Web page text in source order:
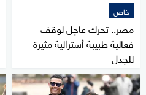
خاص
مصر.. تحرك عاجل لوقف
فعالية طبيبة أسترالية مثيرة
للجدل